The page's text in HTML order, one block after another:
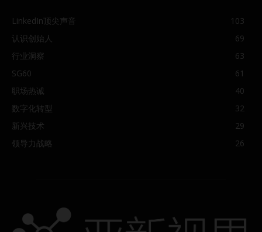
LinkedIn顶尖声音
103
认识创始人
69
行业洞察
63
SG60
61
职场热诚
40
数字化转型
32
新兴技术
29
领导力战略
26